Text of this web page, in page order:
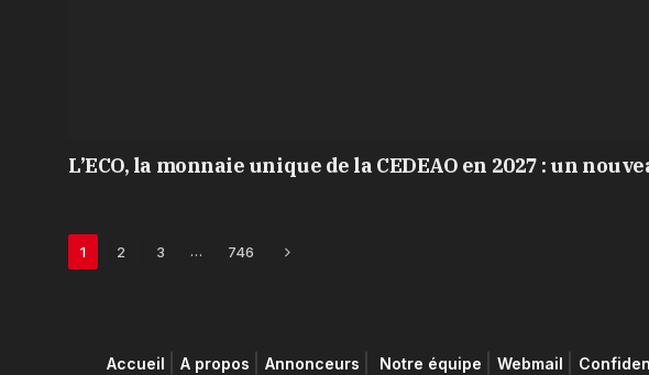
L’ECO, la monnaie unique de la CEDEAO en 2027 : un
1 2 3 … 746 Next
Accueil A propos Annonceurs Notre équipe Webmail